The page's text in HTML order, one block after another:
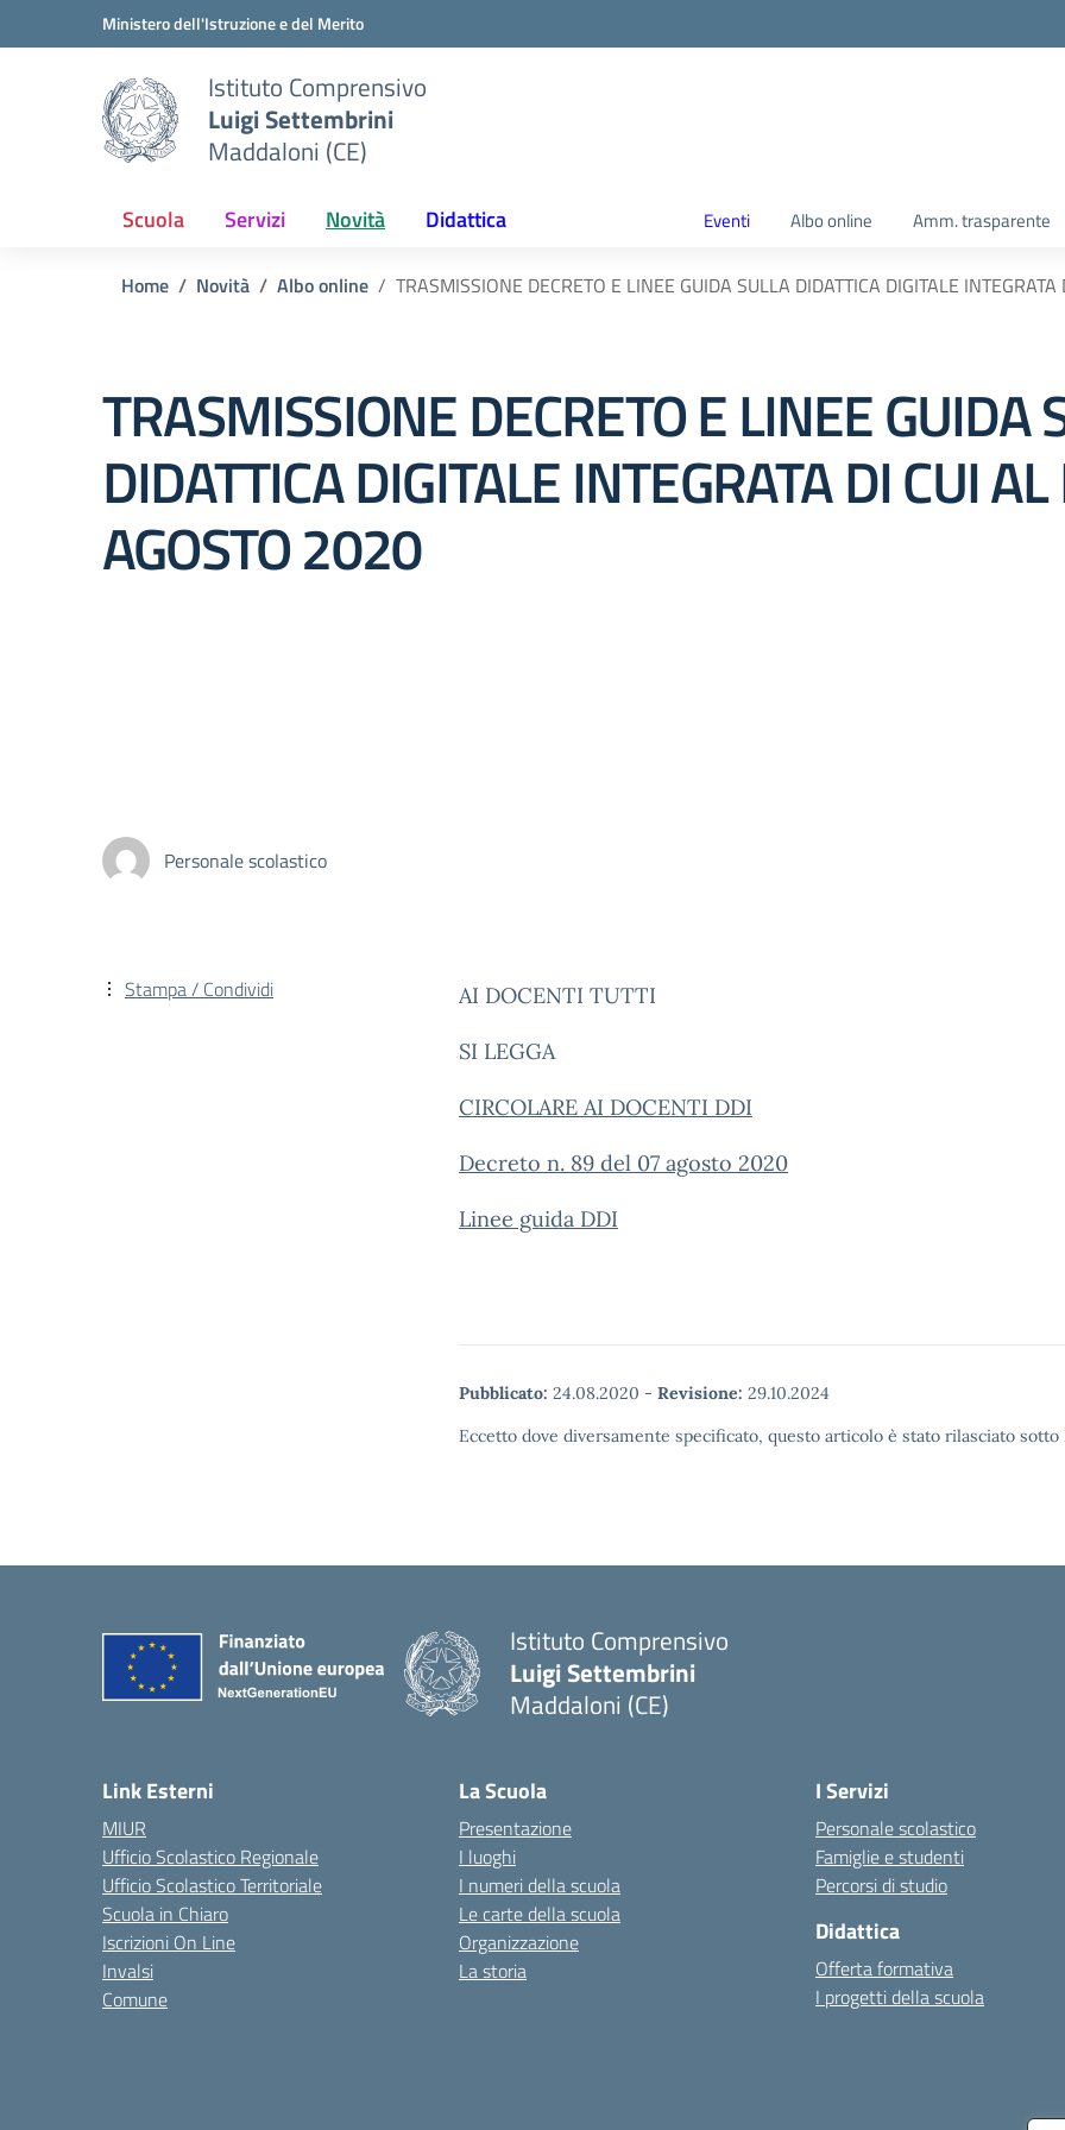
Vai ai contenuti
Vai al menu di navigazioneMinistero dell'Istruzione e del Merito
Istituto Comprensivo
Luigi Settembrini
Maddaloni (CE)
Scuola Servizi Novità Didattica Eventi Albo online Amm. trasparente
Home Novità Albo online TRASMISSIONE DECRETO E LINEE GUIDA SULLA DIDATTICA DIGITALE
TRASMISSIONE DECRETO E LINEE GUIDA
DIDATTICA DIGITALE INTEGRATA DI CUI
AGOSTO 2020
Personale scolastico
AI DOCENTI TUTTI
SI LEGGA
CIRCOLARE AI DOCENTI DDI
Decreto n. 89 del 07 agosto 2020
Linee guida DDI
Pubblicato: 24.08.2020 - Revisione: 29.10.2024
Eccetto dove diversamente specificato, questo articolo è stato rilasciato
Stampa / Condividi
Istituto Comprensivo
Luigi Settembrini
Maddaloni (CE)
Link Esterni
MIUR
Ufficio Scolastico Regionale
Ufficio Scolastico Territoriale
Scuola in Chiaro
Iscrizioni On Line
Invalsi
Comune
La Scuola
Presentazione
I luoghi
I numeri della scuola
Le carte della scuola
Organizzazione
La storia
I Servizi
Personale scolastico
Famiglie e studenti
Percorsi di studio
Didattica
Offerta formativa
I progetti della scuola